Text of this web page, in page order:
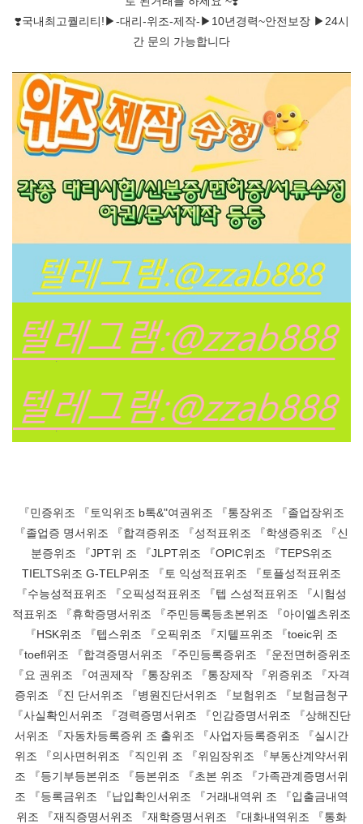
❣️국내최고퀄리티!▶-대리-위조-제작-▶10년경력~안전보장 ▶24시
간 문의 가능합니다
『민증위조 『토익위조 b톡&"여권위조 『통장위조 『졸업장위조
『졸업증 명서위조 『합격증위조 『성적표위조 『학생증위조 『신
분증위조 『JPT위 조 『JLPT위조 『OPIC위조 『TEPS위조
TIELTS위조 G-TELP위조 『토 익성적표위조 『토플성적표위조
『수능성적표위조 『오픽성적표위조 『텝 스성적표위조 『시험성
적표위조 『휴학증명서위조 『주민등록등초본위조 『아이엘츠위조
『HSK위조 『텝스위조 『오픽위조 『지텔프위조 『toeic위 조
『toefl위조 『합격증명서위조 『주민등록증위조 『운전면허증위조
『요 권위조 『여권제작 『통장위조 『통장제작 『위증위조 『자격
증위조 『진 단서위조 『병원진단서위조 『보험위조 『보험금청구
『사실확인서위조 『경력증명서위조 『인감증명서위조 『상해진단
서위조 『자동차등록증위 조 출위조 『사업자등록증위조 『실시간
위조 『의사면허위조 『직인위 조 『위임장위조 『부동산계약서위
조 『등기부등본위조 『등본위조 『초본 위조 『가족관계증명서위
조 『등록금위조 『납입확인서위조 『거래내역위 조 『입출금내역
위조 『재직증명서위조 『재학증명서위조 『대화내역위조 『통화